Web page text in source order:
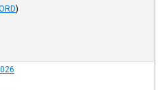
)